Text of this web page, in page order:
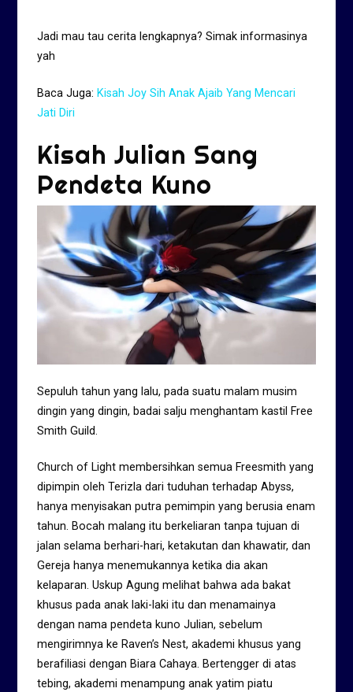
Jadi mau tau cerita lengkapnya? Simak informasinya
yah
Baca Juga: Kisah Joy Sih Anak Ajaib Yang Mencari
Jati Diri
Kisah Julian Sang
Pendeta Kuno
Sepuluh tahun yang lalu, pada suatu malam musim
dingin yang dingin, badai salju menghantam kastil Free
Smith Guild.
Church of Light membersihkan semua Freesmith yang
dipimpin oleh Terizla dari tuduhan terhadap Abyss,
hanya menyisakan putra pemimpin yang berusia enam
tahun. Bocah malang itu berkeliaran tanpa tujuan di
jalan selama berhari-hari, ketakutan dan khawatir, dan
Gereja hanya menemukannya ketika dia akan
kelaparan. Uskup Agung melihat bahwa ada bakat
khusus pada anak laki-laki itu dan menamainya
dengan nama pendeta kuno Julian, sebelum
mengirimnya ke Raven’s Nest, akademi khusus yang
berafiliasi dengan Biara Cahaya. Bertengger di atas
tebing, akademi menampung anak yatim piatu